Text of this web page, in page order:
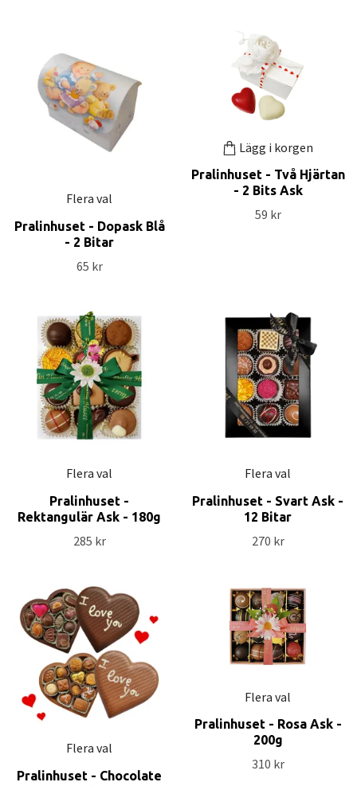
Flera val
Pralinhuset - Dopask Blå
- 2 Bitar
65 kr
Lägg i korgen
Pralinhuset - Två Hjärtan
- 2 Bits Ask
59 kr
Flera val
Pralinhuset -
Rektangulär Ask - 180g
285 kr
Flera val
Pralinhuset - Svart Ask -
12 Bitar
270 kr
Flera val
Pralinhuset - Chocolate
Flera val
Pralinhuset - Rosa Ask -
200g
310 kr